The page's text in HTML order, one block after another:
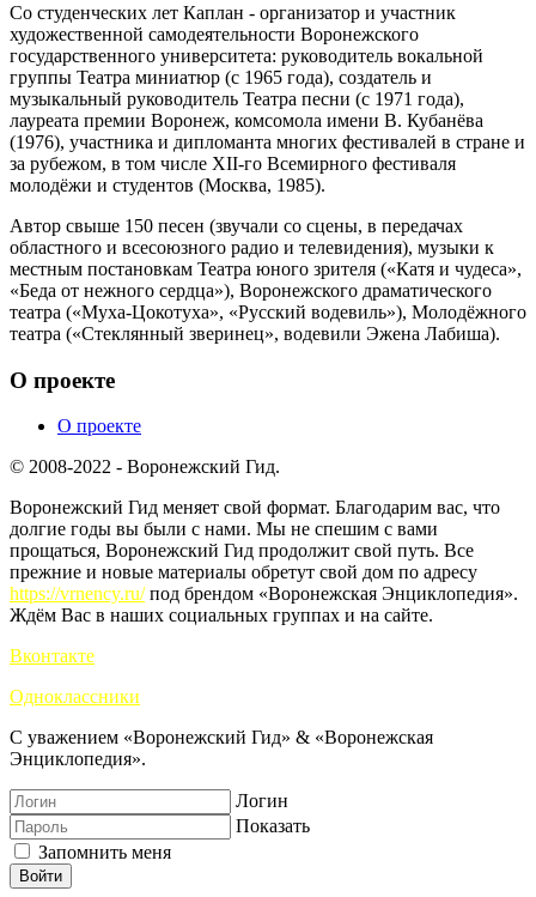
Со студенческих лет Каплан - организатор и участник
художественной самодеятельности Воронежского
государственного университета: руководитель вокальной
группы Театра миниатюр (с 1965 года), создатель и
музыкальный руководитель Театра песни (с 1971 года),
лауреата премии Воронеж, комсомола имени В. Кубанёва
(1976), участника и дипломанта многих фестивалей в стране и
за рубежом, в том числе XII-го Всемирного фестиваля
молодёжи и студентов (Москва, 1985).
Автор свыше 150 песен (звучали со сцены, в передачах
областного и всесоюзного радио и телевидения), музыки к
местным постановкам Театра юного зрителя («Катя и чудеса»,
«Беда от нежного сердца»), Воронежского драматического
театра («Муха-Цокотуха», «Русский водевиль»), Молодёжного
театра («Стеклянный зверинец», водевили Эжена Лабиша).
О проекте
О проекте
© 2008-2022 - Воронежский Гид.
Воронежский Гид меняет свой формат. Благодарим вас, что
долгие годы вы были с нами. Мы не спешим с вами
прощаться, Воронежский Гид продолжит свой путь. Все
прежние и новые материалы обретут свой дом по адресу
https://vrnency.ru/под брендом «Воронежская Энциклопедия».
Ждём Вас в наших социальных группах и на сайте.
Вконтакте
Одноклассники
С уважением «Воронежский Гид» & «Воронежская
Энциклопедия».
Логин
Показать
Запомнить меня
Войти